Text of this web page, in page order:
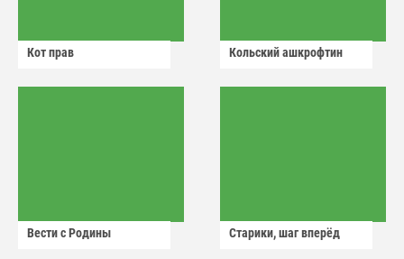
Кот прав Кольский ашкрофтин
Вести с Родины Старики, шаг вперёд